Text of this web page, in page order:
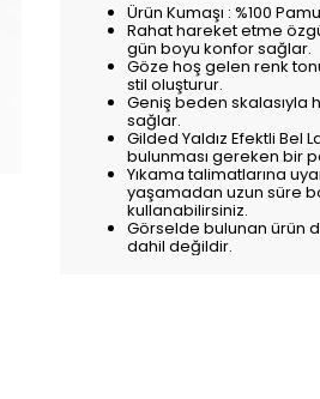
Ürün Kumaşı : %100
Rahat hareket etme
gün boyu konfor sağlar.
Göze hoş gelen renk
stil oluşturur.
Geniş beden skalasıyla
sağlar.
Gilded Yaldız Efektli Bel
bulunması gereken bir
Yıkama talimatlarına
yaşamadan uzun süre
kullanabilirsiniz.
Görselde bulunan ürün
dahil değildir.